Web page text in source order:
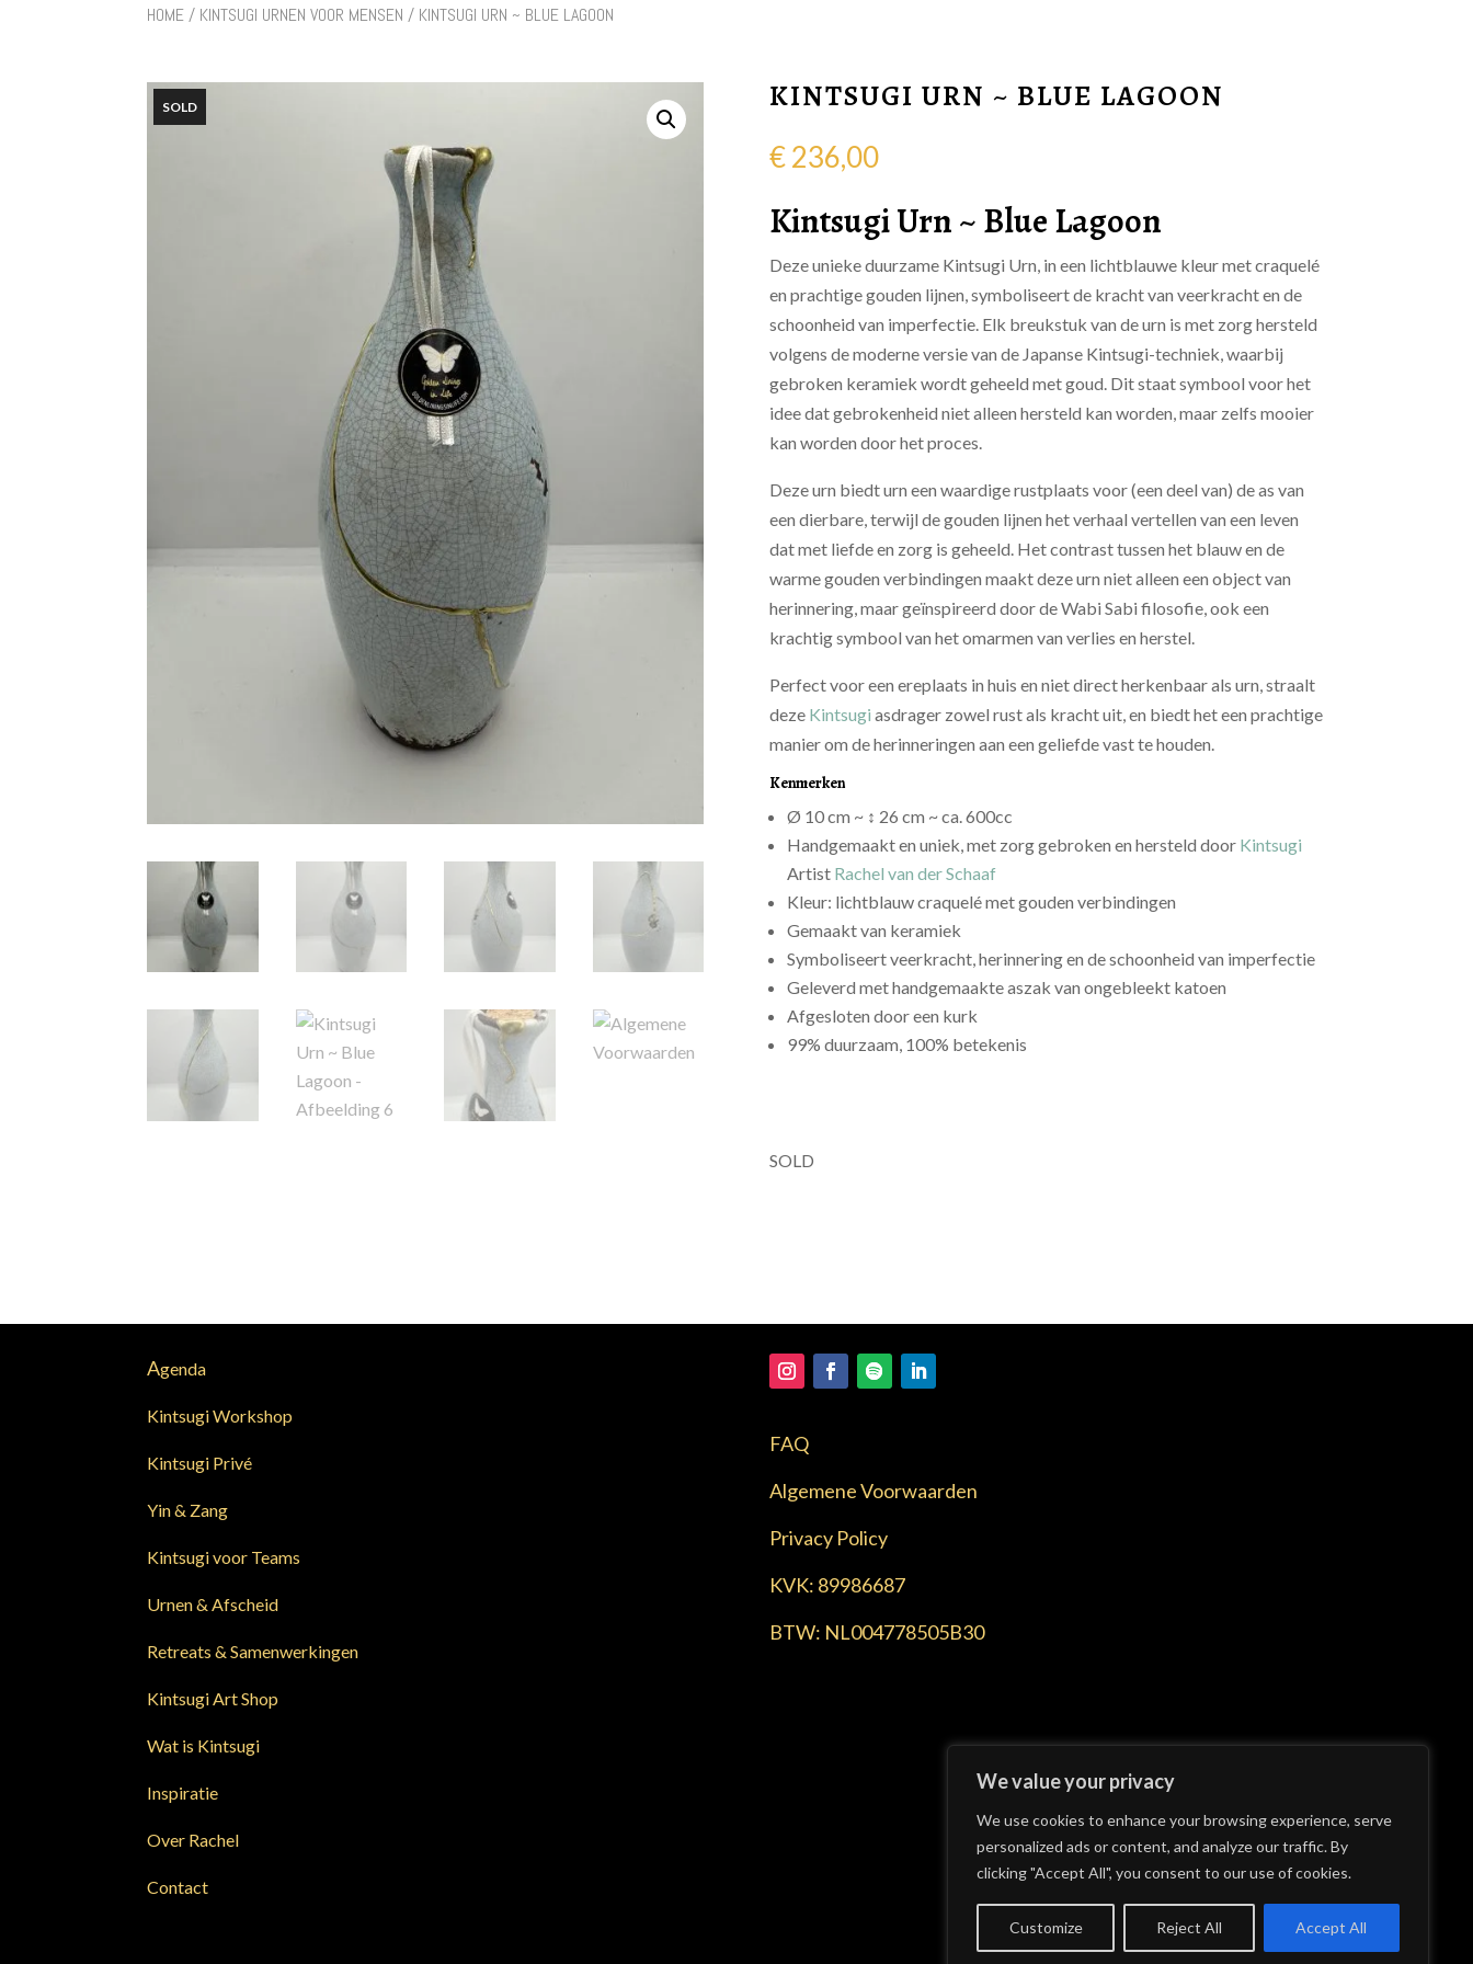
We value your privacy
We use cookies to enhance your browsing experience, serve
personalized ads or content, and analyze our traffic. By
clicking "Accept All", you consent to our use of cookies.
Customize Reject All Accept All
HOME / KINTSUGI URNEN VOOR MENSEN / KINTSUGI URN ~ BLUE LAGOON
KINTSUGI URN ~ BLUE LAGOON
€236,00
Kintsugi Urn ~ Blue Lagoon
Deze unieke duurzame Kintsugi Urn, in een lichtblauwe kleur met craquelé
en prachtige gouden lijnen, symboliseert de kracht van veerkracht en de
schoonheid van imperfectie. Elk breukstuk van de urn is met zorg hersteld
volgens de moderne versie van de Japanse Kintsugi-techniek, waarbij
gebroken keramiek wordt geheeld met goud. Dit staat symbool voor het
idee dat gebrokenheid niet alleen hersteld kan worden, maar zelfs mooier
kan worden door het proces.
Deze urn biedt urn een waardige rustplaats voor (een deel van) de as van
een dierbare, terwijl de gouden lijnen het verhaal vertellen van een leven
dat met liefde en zorg is geheeld. Het contrast tussen het blauw en de
warme gouden verbindingen maakt deze urn niet alleen een object van
herinnering, maar geïnspireerd door de Wabi Sabi filosofie, ook een
krachtig symbool van het omarmen van verlies en herstel.
Perfect voor een ereplaats in huis en niet direct herkenbaar als urn, straalt
deze Kintsugi asdrager zowel rust als kracht uit, en biedt het een prachtige
manier om de herinneringen aan een geliefde vast te houden.
Kenmerken
Ø 10 cm ~ ↕ 26 cm ~ ca. 600cc
Handgemaakt en uniek, met zorg gebroken en hersteld door Kintsugi
Artist Rachel van der Schaaf
Kleur: lichtblauw craquelé met gouden verbindingen
Gemaakt van keramiek
Symboliseert veerkracht, herinnering en de schoonheid van imperfectie
Geleverd met handgemaakte aszak van ongebleekt katoen
Afgesloten door een kurk
99% duurzaam, 100% betekenis
SOLD
Agenda
Kintsugi Workshop
Kintsugi Privé
Yin & Zang
Kintsugi voor Teams
Urnen & Afscheid
Retreats & Samenwerkingen
Kintsugi Art Shop
Wat is Kintsugi
Inspiratie
Over Rachel
Contact
FAQ
Algemene Voorwaarden
Privacy Policy
KVK: 89986687
BTW: NL004778505B30